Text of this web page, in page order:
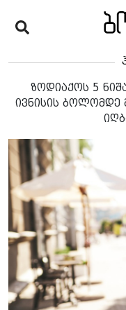
ზოდიაქოს 5
ივნისის ბოლომდე